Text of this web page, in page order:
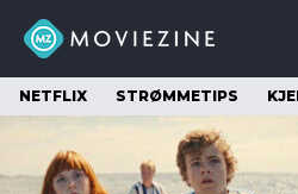
NETFLIX STRØMMETIPS